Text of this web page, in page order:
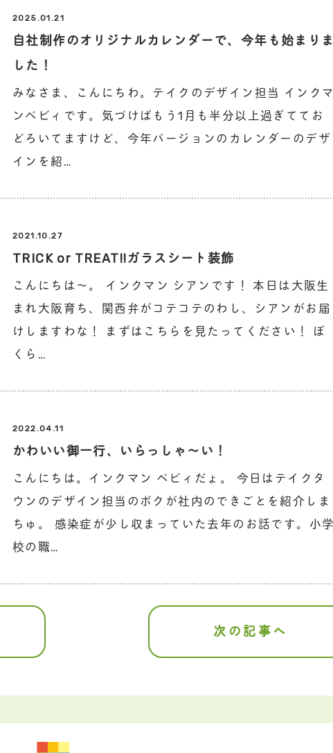
2025.01.21
自社制作のオリジナルカレンダーで、今年も始まりま
した！
みなさま、こんにちわ。テイクのデザイン担当 インクマ
ンベビィです。気づけばもう1月も半分以上過ぎててお
どろいてますけど、今年バージョンのカレンダーのデザ
インを紹…
2021.10.27
TRICK or TREAT!!ガラスシート装飾
こんにちは〜。 インクマン シアンです！ 本日は大阪生
まれ大阪育ち、関西弁がコテコテのわし、シアンがお届
けしますわな！ まずはこちらを見たってください！ ぼ
くら…
2022.04.11
かわいい御一行、いらっしゃ〜い！
こんにちは。インクマン ベビィだょ。 今日はテイクタ
ウンのデザイン担当のボクが社内のできごとを紹介しま
ちゅ。 感染症が少し収まっていた去年のお話です。小学
校の職…
次の記事へ